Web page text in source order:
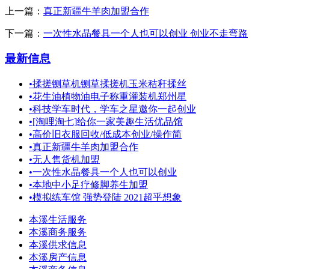
上一篇： 真正新疆牛羊肉加盟合作
下一篇： 一次性水晶餐具一个人也可以创业 创业不走弯路
最新信息
•揉搓铡草机铡草揉搓机玉米秸秆揉丝
•花生油植物油电子称重灌装机郑州星
•科技学车时代，学车之星邀你一起创业
•[淘哩淘七]给你一家美趣生活优品馆
•高价旧衣服回收/低成本创业/操作简
•真正新疆牛羊肉加盟合作
•无人售货机加盟
•一次性水晶餐具一个人也可以创业
•本地中小足疗修脚养生加盟
•模拟练车馆 强势登陆 2021超乎想象
本溪生活服务
本溪商务服务
本溪供求信息
本溪房产信息